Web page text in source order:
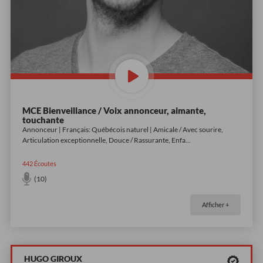
MCE Bienveillance / Voix annonceur, aimante,
touchante
Annonceur | Français: Québécois naturel | Amicale / Avec sourire,
Articulation exceptionnelle, Douce / Rassurante, Enfa...
442Écoutes
(10)
Afficher +
HUGO GIROUX